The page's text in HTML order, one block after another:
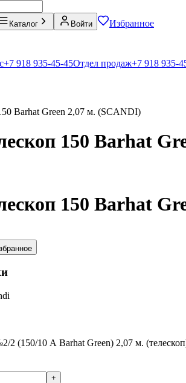
Каталог Войти
Избранное
+7 918 935-45-45Отдел продаж+7 918 935-
Barhat Green 2,07 м. (SCANDI)
150 Barhat
150 Barhat
2 (150/10 А Barhat Green) 2,07 м.
+